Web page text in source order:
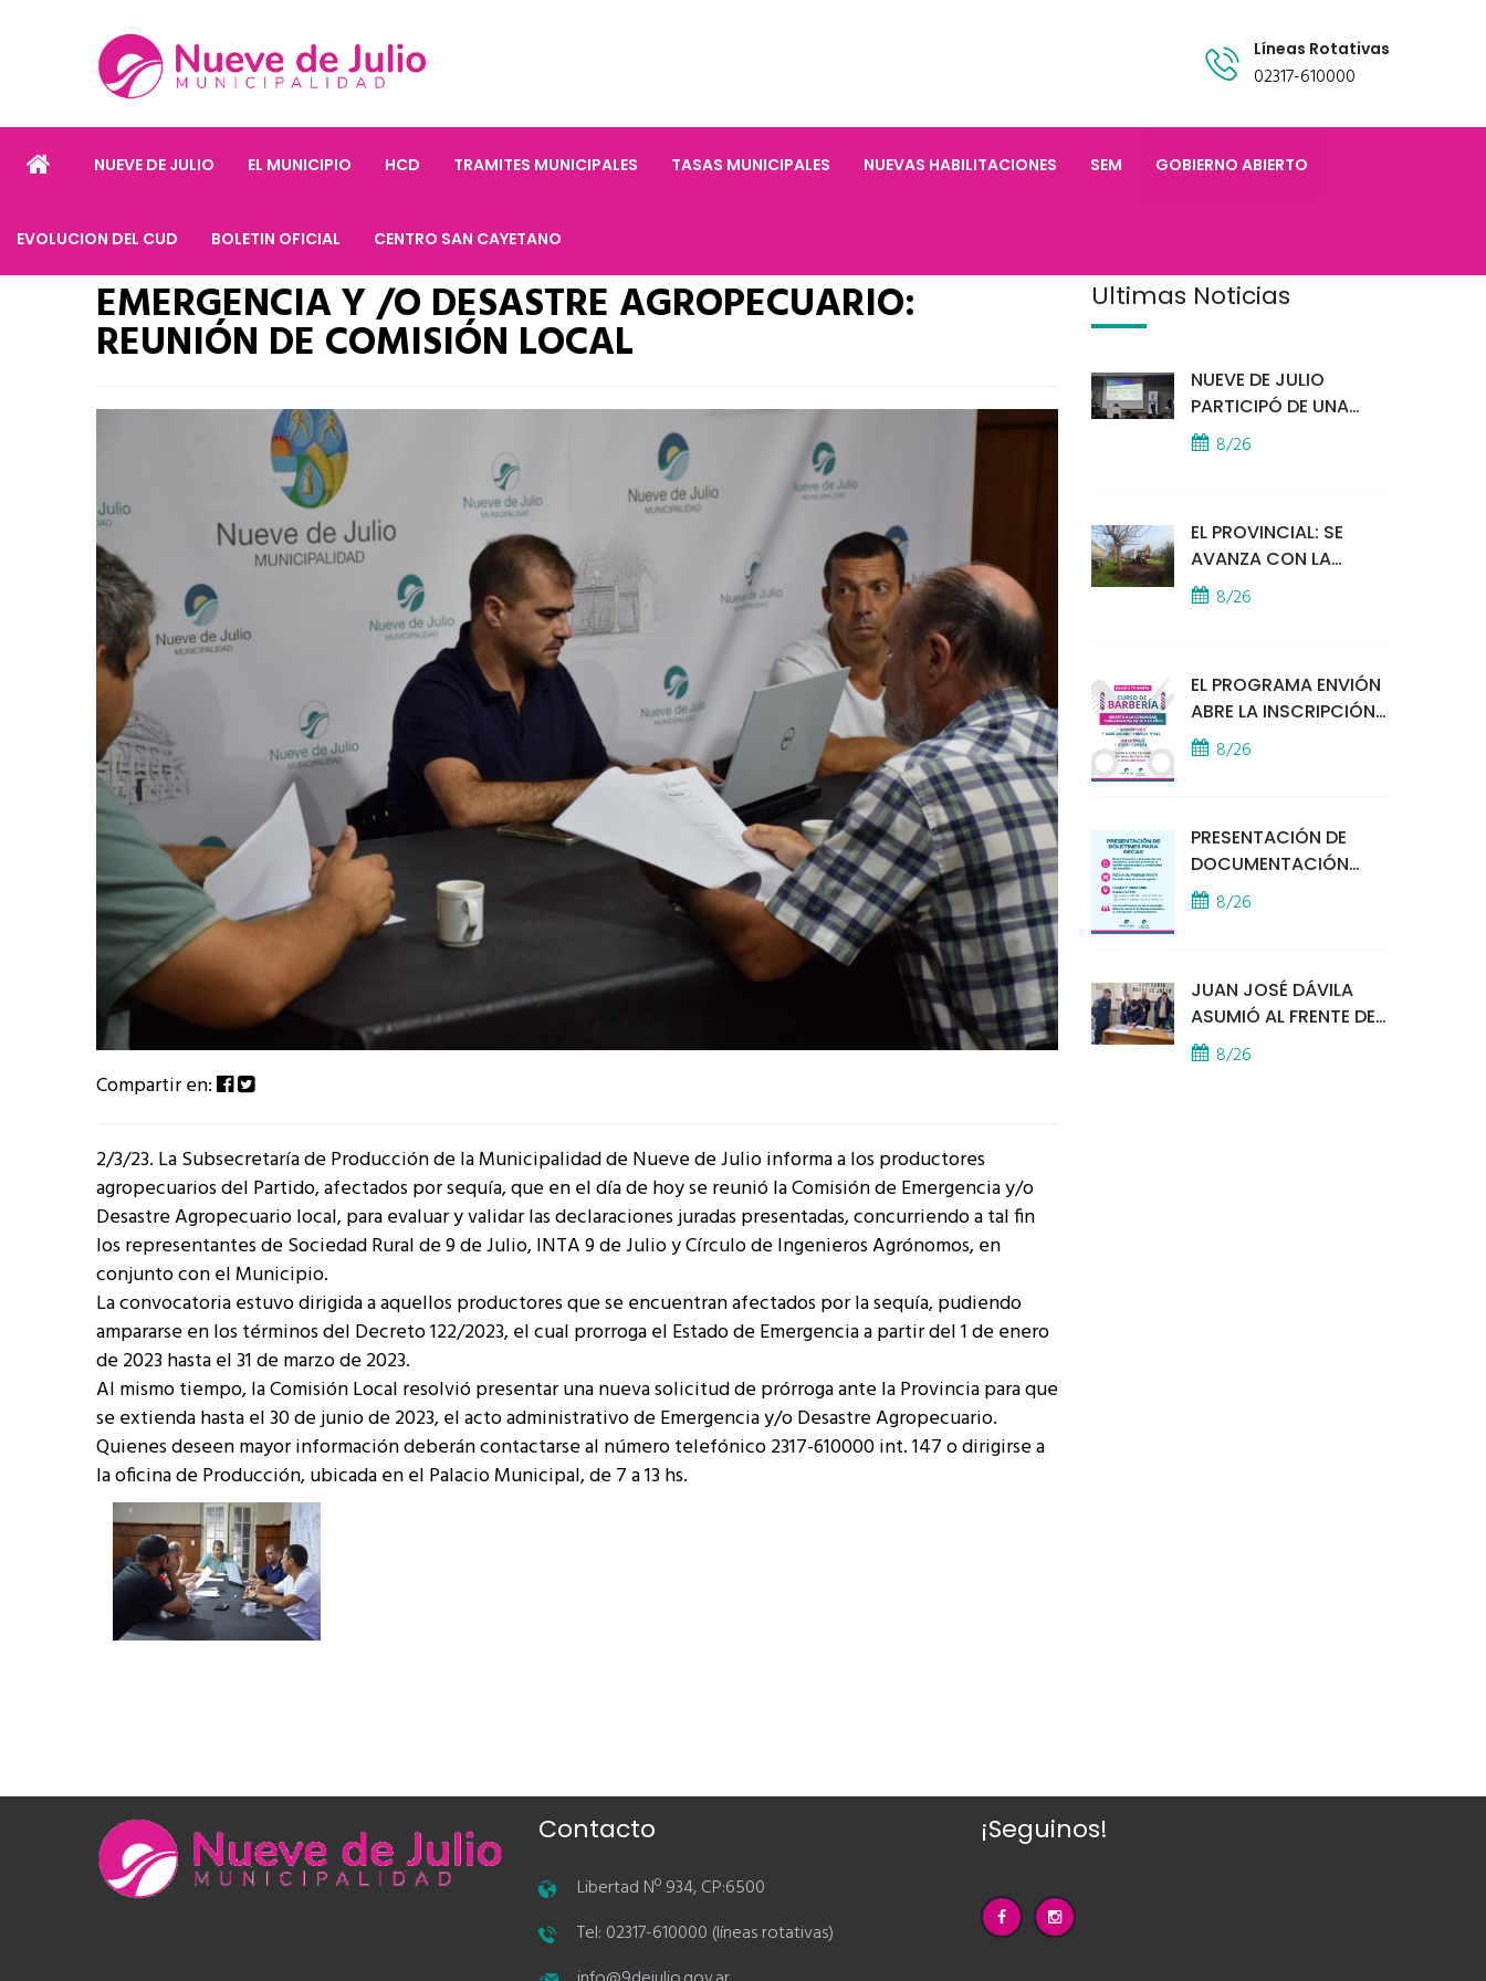
Líneas Rotativas
02317-610000
NUEVE DE JULIO EL MUNICIPIO HCD TRAMITES MUNICIPALES TASAS MUNICIPALES NUEVAS HABILITACIONES SEM GOBIERNO ABIERTO
EVOLUCION DEL CUD BOLETIN OFICIAL CENTRO SAN CAYETANO
EMERGENCIA Y /O DESASTRE AGROPECUARIO:
REUNIÓN DE COMISIÓN LOCAL
Compartir en:
2/3/23. La Subsecretaría de Producción de la Municipalidad de Nueve de Julio informa a los productores
agropecuarios del Partido, afectados por sequía, que en el día de hoy se reunió la Comisión de Emergencia y/o
Desastre Agropecuario local, para evaluar y validar las declaraciones juradas presentadas, concurriendo a tal fin
los representantes de Sociedad Rural de 9 de Julio, INTA 9 de Julio y Círculo de Ingenieros Agrónomos, en
conjunto con el Municipio.
La convocatoria estuvo dirigida a aquellos productores que se encuentran afectados por la sequía, pudiendo
ampararse en los términos del Decreto 122/2023, el cual prorroga el Estado de Emergencia a partir del 1 de enero
de 2023 hasta el 31 de marzo de 2023.
Al mismo tiempo, la Comisión Local resolvió presentar una nueva solicitud de prórroga ante la Provincia para que
se extienda hasta el 30 de junio de 2023, el acto administrativo de Emergencia y/o Desastre Agropecuario.
Quienes deseen mayor información deberán contactarse al número telefónico 2317-610000 int. 147 o dirigirse a
la oficina de Producción, ubicada en el Palacio Municipal, de 7 a 13 hs.
Últimas Noticias
NUEVE DE JULIO
PARTICIPÓ DE UNA
IMPORTANTE
CAPACITACIÓN
8/26
EL PROVINCIAL: SE
AVANZA CON LA
INSTALACIÓN DEL
MÓDULO POLICIAL
8/26
EL PROGRAMA ENVIÓN
ABRE LA INSCRIPCIÓN
A UN CURSO DE
BARBERÍA
8/26
PRESENTACIÓN DE
DOCUMENTACIÓN
PARA BECAS
EDUCATIVAS
8/26
JUAN JOSÉ DÁVILA
ASUMIÓ AL FRENTE DE
LA POLICÍA COMUNAL
8/26
Contacto
Libertad Nº 934, CP:6500
Tel: 02317-610000 (líneas rotativas)
¡Seguinos!